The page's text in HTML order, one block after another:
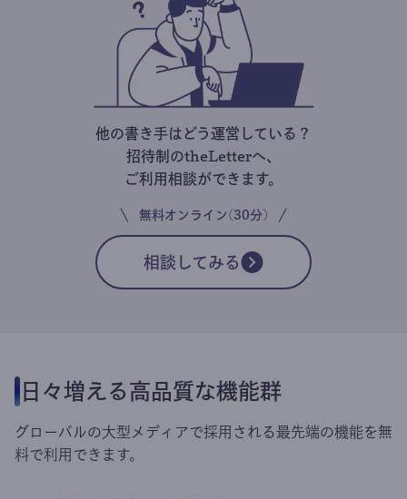
他の書き手はどう運営している？
招待制のtheLetterへ、
ご利用相談ができます。
無料オンライン(30分)
相談してみる
日々増える高品質な機能群
グローバルの大型メディアで採用される最先端の機能を無
料で利用できます。